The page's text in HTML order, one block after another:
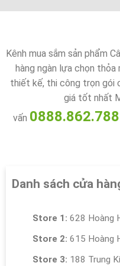
Kênh mua sắm sản phẩm
hàng ngàn lựa chọn thỏa
thiết kế, thi công trọn gói
giá tốt nhất
vấn 0888.862.788
Danh sách cửa
Store 1: 628 Hoàng
Store 2: 615 Hoàng
Store 3: 188 Trung